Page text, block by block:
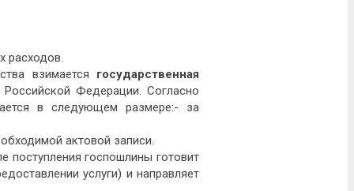
расходов.
взимается государственная
Федерации. Согласно
в следующем размере:- за
актовой записи.
поступления госпошлины готовит
услуги) и направляет